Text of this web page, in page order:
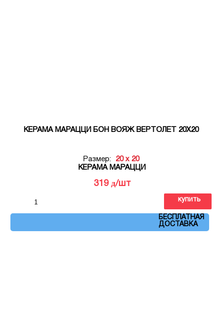
КЕРАМА МАРАЦЦИ БОН ВОЯЖ ВЕРТОЛЁТ 20Х20
Размер:
20 x 20
КЕРАМА МАРАЦЦИ
319 д/шт
БЕСПЛАТНАЯ
ДОСТАВКА
купить